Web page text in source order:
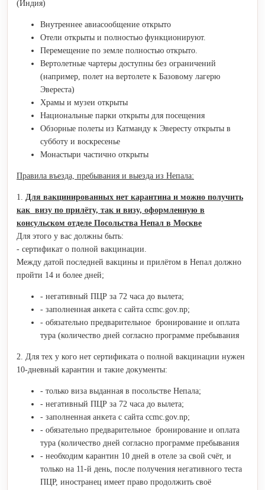
(Индия)
Внутреннее авиасообщение открыто
Отели открыты и полностью функционируют.
Перемещение по земле полностью открыто.
Вертолетные чартеры доступны без ограничений
(например, полет на вертолете к Базовому лагерю
Эвереста)
Храмы и музеи открыты
Национальные парки открыты для посещения
Обзорные полеты из Катманду к Эвересту открыты в
субботу и воскресенье
Монастыри частично открыты
Правила въезда, пребывания и выезда из Непала:
1. Для вакцинированных нет карантина и можно получить
как визу по прилёту, так и визу, оформленную в
консульском отделе Посольства Непал в Москве
Для этого у вас должны быть:
- сертификат о полной вакцинации.
Между датой последней вакцины и прилётом в Непал должно
пройти 14 и более дней;
- негативный ПЦР за 72 часа до вылета;
- заполненная анкета с сайта ccmc.gov.np;
- обязательно предварительное бронирование и оплата
тура (количество дней согласно программе пребывания
2. Для тех у кого нет сертификата о полной вакцинации нужен
10-дневный карантин и такие документы:
- только виза выданная в посольстве Непала;
- негативный ПЦР за 72 часа до вылета;
- заполненная анкета с сайта ccmc.gov.np;
- обязательно предварительное бронирование и оплата
тура (количество дней согласно программе пребывания
- необходим карантин 10 дней в отеле за свой счёт, и
только на 11-й день, после получения негативного теста
ПЦР, иностранец имеет право продолжить своё